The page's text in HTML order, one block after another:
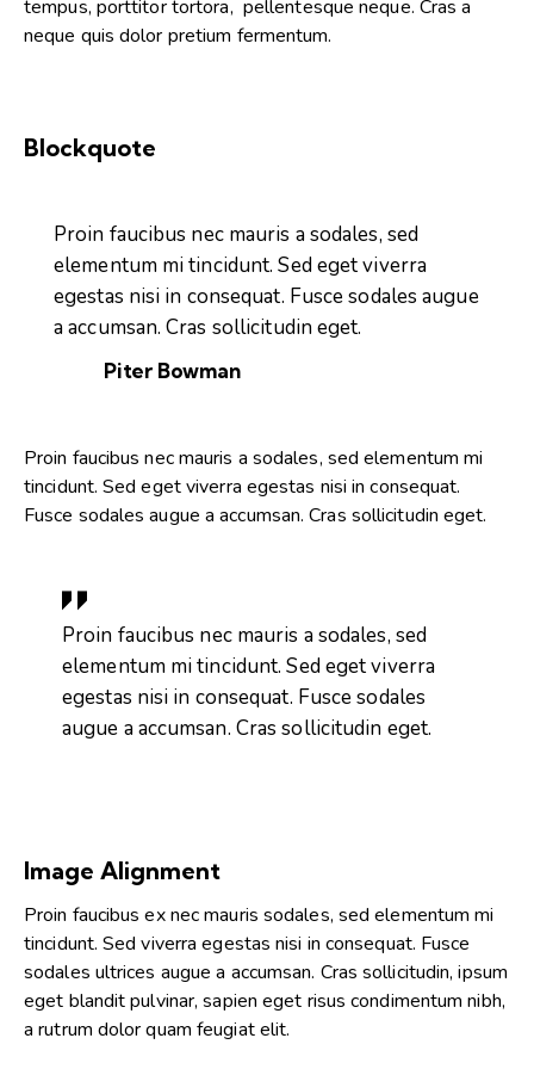
tempus, porttitor tortora, pellentesque neque. Cras a
neque quis dolor pretium fermentum.
Blockquote
Proin faucibus nec mauris a sodales, sed
elementum mi tincidunt. Sed eget viverra
egestas nisi in consequat. Fusce sodales augue
a accumsan. Cras sollicitudin eget.
Piter Bowman
Proin faucibus nec mauris a sodales, sed elementum mi
tincidunt. Sed eget viverra egestas nisi in consequat.
Fusce sodales augue a accumsan. Cras sollicitudin eget.
Proin faucibus nec mauris a sodales, sed
elementum mi tincidunt. Sed eget viverra
egestas nisi in consequat. Fusce sodales
augue a accumsan. Cras sollicitudin eget.
Image Alignment
Proin faucibus ex nec mauris sodales, sed elementum mi
tincidunt. Sed viverra egestas nisi in consequat. Fusce
sodales ultrices augue a accumsan. Cras sollicitudin, ipsum
eget blandit pulvinar, sapien eget risus condimentum nibh,
a rutrum dolor quam feugiat elit.